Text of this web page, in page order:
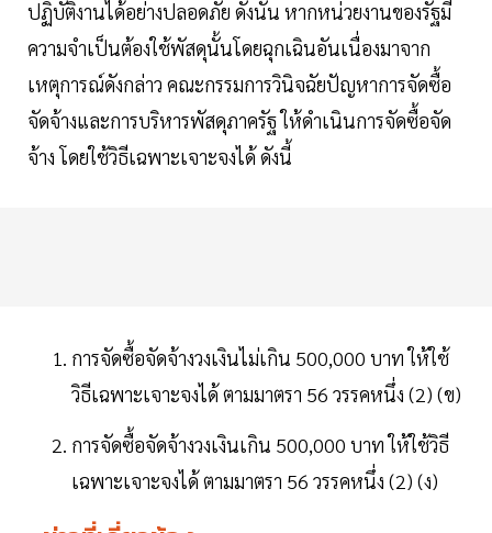
ปฏิบัติงานได้อย่างปลอดภัย ดังนั้น หากหน่วยงานของรัฐมี
ความจำเป็นต้องใช้พัสดุนั้นโดยฉุกเฉินอันเนื่องมาจาก
เหตุการณ์ดังกล่าว คณะกรรมการวินิจฉัยปัญหาการจัดซื้อ
จัดจ้างและการบริหารพัสดุภาครัฐ ให้ดำเนินการจัดซื้อจัด
จ้าง โดยใช้วิธีเฉพาะเจาะจงได้ ดังนี้
การจัดซื้อจัดจ้างวงเงินไม่เกิน 500,000 บาท ให้ใช้
วิธีเฉพาะเจาะจงได้ ตามมาตรา 56 วรรคหนึ่ง (2) (ข)
การจัดซื้อจัดจ้างวงเงินเกิน 500,000 บาท ให้ใช้วิธี
เฉพาะเจาะจงได้ ตามมาตรา 56 วรรคหนึ่ง (2) (ง)